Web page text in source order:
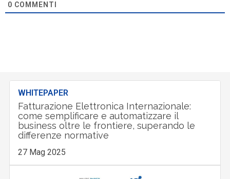
0 COMMENTI
WHITEPAPER
Fatturazione Elettronica Internazionale:
come semplificare e automatizzare il
business oltre le frontiere, superando le
differenze normative
27 Mag 2025